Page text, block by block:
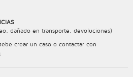
dañado en transporte, devoluciones)
crear un caso o contactar con